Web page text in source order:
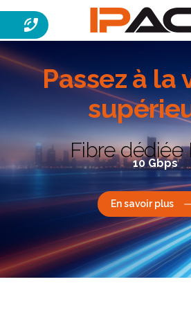
IPACS
Passez à la
Fibre
10 Gbps
En savoir plus